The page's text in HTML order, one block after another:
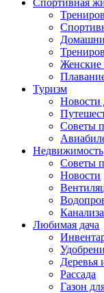
Спортивная
Женские
Туризм
Новости
Советы
Недвижимость
Советы
Новости
Любимая дача
Деревья
Рассада
Газон